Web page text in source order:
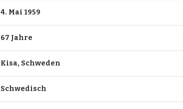
4. Mai 1959
67 Jahre
Kisa, Schweden
Schwedisch